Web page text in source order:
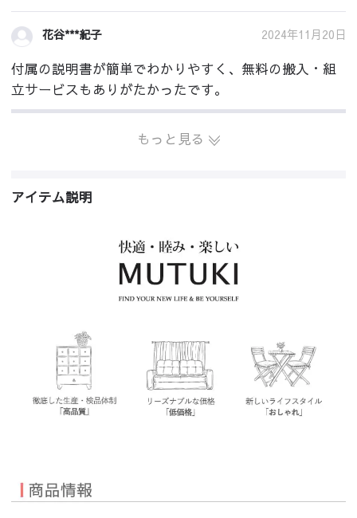
花谷***紀子 2024年11月20日
付属の説明書が簡単でわかりやすく、無料の搬入・組
立サービスもありがたかったです。
もっと見る
アイテム説明